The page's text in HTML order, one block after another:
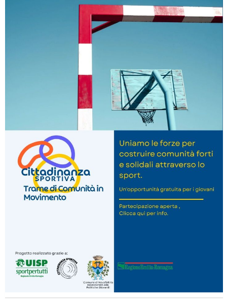
Tiziano Pesce nel Cda di Fondazione Terzjus: prima riunione a
Roma